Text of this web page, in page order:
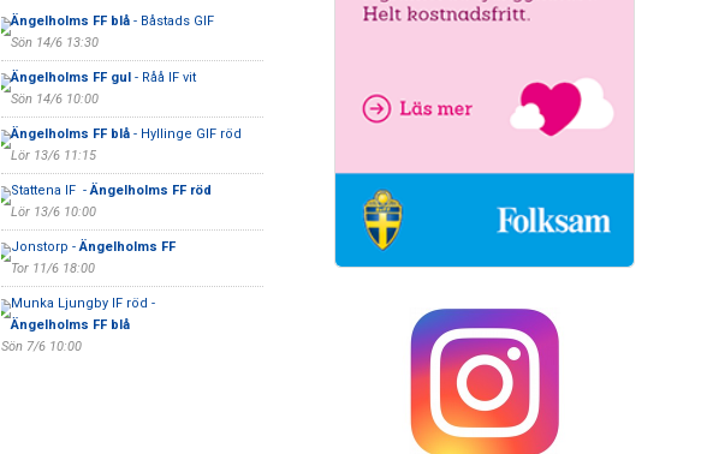
Ängelholms FF blå- Båstads GIF
Sön 14/6 13:30
Ängelholms FF gul- Råå IF vit
Sön 14/6 10:00
Ängelholms FF blå- Hyllinge GIF röd
Lör 13/6 11:15
Stattena IF -Ängelholms FF röd
Lör 13/6 10:00
Jonstorp -Ängelholms FF
Tor 11/6 18:00
Munka Ljungby IF röd -
Ängelholms FF blå
Sön 7/6 10:00